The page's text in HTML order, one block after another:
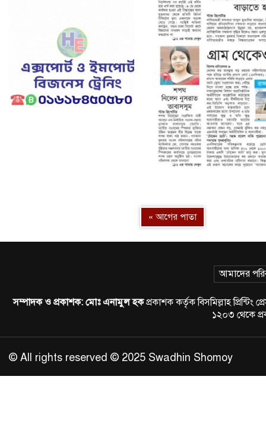
« আগের পাতা
আমাদের
সম্পাদক ও প্রকাশক: মোঃ এনামুল হকপ্রকাশক কর্তৃক বিসমিল্লাহ
১২০৩ থেকে
© All rights reserved © 2025 Swadhin Shomoy